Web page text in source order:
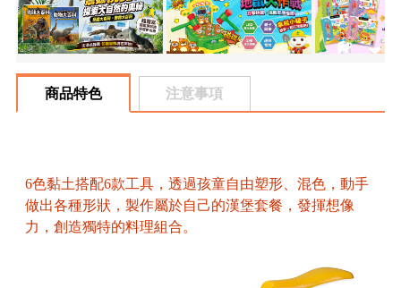
商品特色 注意事項
6色黏土搭配6款工具，透過孩童自由塑形、混色，動手
做出各種形狀，製作屬於自己的漢堡套餐，發揮想像
力，創造獨特的料理組合。